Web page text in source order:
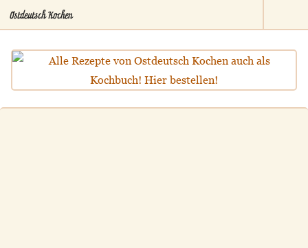
Ostdeutsch Kochen